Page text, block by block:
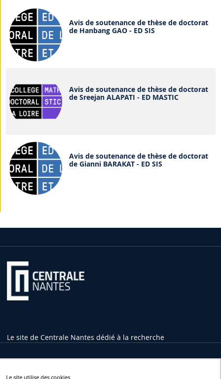
Le site utilise des cookies
Avis de soutenance de thèse de doctorat
de Hanbang GAO - ED SIS
Avis de soutenance de thèse de doctorat
de Sreejan ALAPATI - ED MASTIC
Avis de soutenance de thèse de doctorat
de Gianni BARAKAT - ED SIS
Le site de Centrale Nantes dédié à la recherche